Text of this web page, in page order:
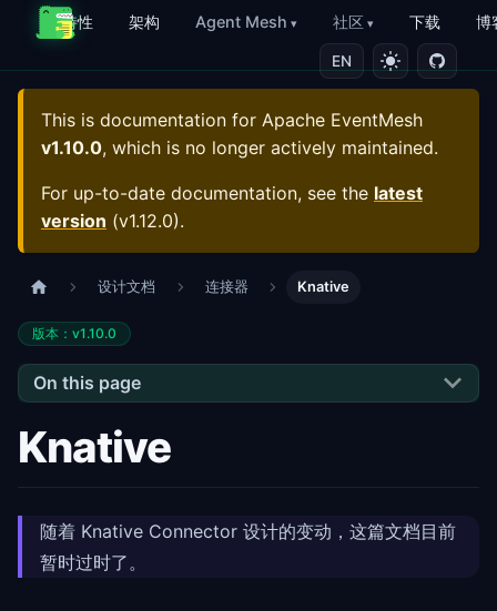
特性 架构 Agent Mesh 社区 下载 博
EN
This is documentation for Apache EventMesh
v1.10.0, which is no longer actively maintained.
For up-to-date documentation, see the latest
version (v1.12.0).
设计文档 连接器 Knative
版本：v1.10.0
On this page
Knative
随着 Knative Connector 设计的变动，这篇文档目前
暂时过时了。